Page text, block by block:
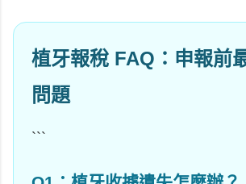
植牙報稅 FAQ：申報前
問題
```